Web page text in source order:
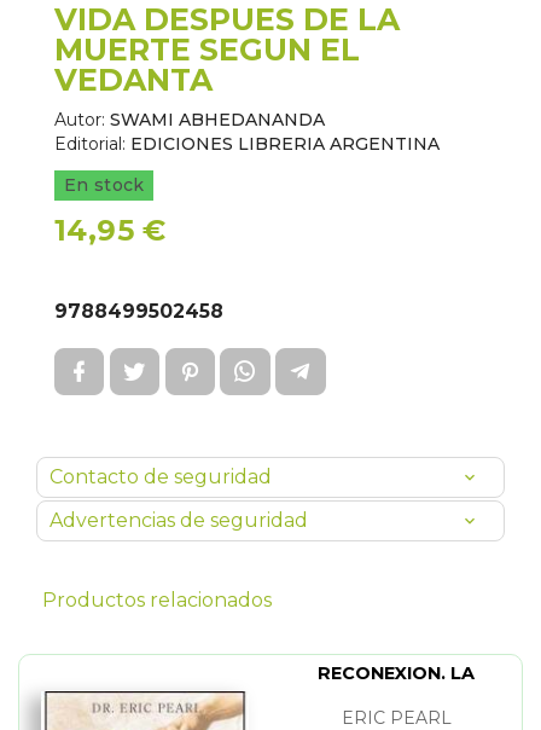
VIDA DESPUES DE LA
MUERTE SEGUN EL
VEDANTA
Autor: SWAMI ABHEDANANDA
Editorial: EDICIONES LIBRERIA ARGENTINA
En stock
14,95 €
9788499502458
Contacto de seguridad
Advertencias de seguridad
Productos relacionados
RECONEXION. LA
ERIC PEARL